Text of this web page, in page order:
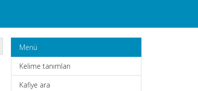
Menü
Kelime tanımları
Kafiye ara